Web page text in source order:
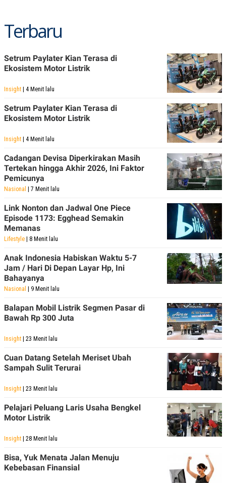
Terbaru
Setrum Paylater Kian Terasa di
Ekosistem Motor Listrik
Insight | 4 Menit lalu
Setrum Paylater Kian Terasa di
Ekosistem Motor Listrik
Insight | 4 Menit lalu
Cadangan Devisa Diperkirakan Masih
Tertekan hingga Akhir 2026, Ini Faktor
Pemicunya
Nasional | 7 Menit lalu
Link Nonton dan Jadwal One Piece
Episode 1173: Egghead Semakin
Memanas
Lifestyle | 8 Menit lalu
Anak Indonesia Habiskan Waktu 5-7
Jam / Hari Di Depan Layar Hp, Ini
Bahayanya
Nasional | 9 Menit lalu
Balapan Mobil Listrik Segmen Pasar di
Bawah Rp 300 Juta
Insight | 23 Menit lalu
Cuan Datang Setelah Meriset Ubah
Sampah Sulit Terurai
Insight | 23 Menit lalu
Pelajari Peluang Laris Usaha Bengkel
Motor Listrik
Insight | 28 Menit lalu
Bisa, Yuk Menata Jalan Menuju
Kebebasan Finansial